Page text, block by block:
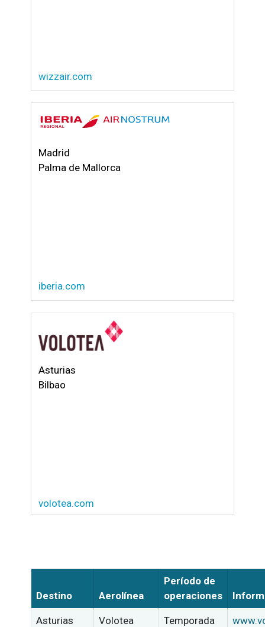
wizzair.com
Madrid
Palma de Mallorca
iberia.com
Asturias
Bilbao
volotea.com
Destino Aerolínea
Período de
operaciones
Asturias
Volotea
Temporada